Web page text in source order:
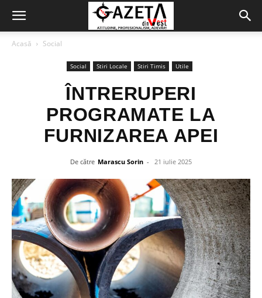
Acasă Social
Social Stiri Locale Stiri Timis Utile
ÎNTRERUPERI
PROGRAMATE LA
FURNIZAREA APEI
De către Marascu Sorin - 21 iulie 2025